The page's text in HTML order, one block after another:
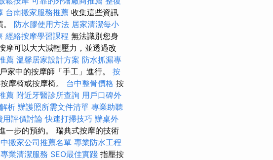
台南搬家服務推薦 收集這些資訊
防水膠使用方法 居家清潔每小
經絡按摩學習課程 無法識別您身
摩可以大大減輕壓力，並透過改
薦 溫馨居家設計方案 防水抓漏專
家中的按摩師「手工」進行。 按
摩椅或按摩椅。 台中整骨價格 按
薦 附近牙醫診所查詢 用戶口碑外
析 辦護照所需文件清單 專業助聽
用評價討論 快速打掃技巧 辦桌外
一步的預約。 瑞典式按摩的技術
搬家公司推薦名單 專業防水工程
專業清潔服務 SEO最佳實踐 指壓按